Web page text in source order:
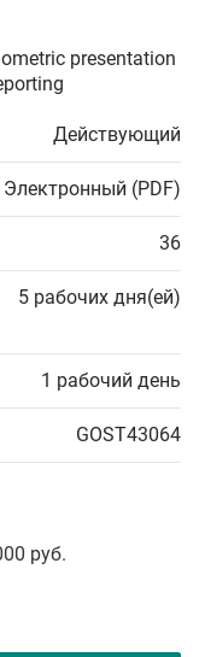
presentation
Действующий
Электронный (PDF)
36
5 рабочих дня(ей)
1 рабочий день
GOST43064
руб.